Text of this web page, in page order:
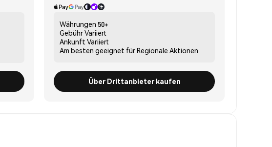
Währungen 50+
GebührVariiert
Ankunft Variiert
Am besten geeignet fürRegionale Aktionen
Über Drittanbieter kaufen